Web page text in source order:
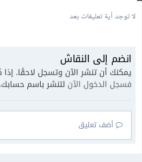
لا توجد أية تعليقات بعد
انضم إلى النقاش
يمكنك أن تنشر الآن وتسجل لاحقًا.
فسجل الدخول الآن لتنشر باسم حسابك.
أضف تعليق